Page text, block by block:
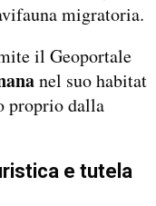
migratoria.
il Geoportale
nel suo habitat
proprio dalla
e tutela